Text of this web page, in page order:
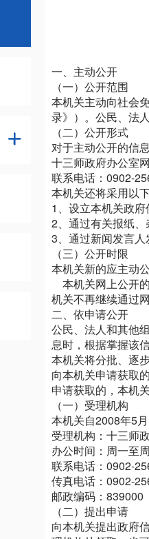

一、主动公开
（一）公开范围
本机关主动向社会
录》）。公民、法
（二）公开形式
对于主动公开的信
十三师政府办公室
联系电话： 0902-
本机关还将采用以
1、设立本机关政
2、通过有关报纸、
3、通过新闻发言人
（三）公开时限
本机关新的应主动
本机关网上公开
机关不再继续通过
二、依申请公开
公民、法人和其他
息时，根据掌握该
本机关将分批、逐
向本机关申请获取
申请获取的，本机
（一）受理机构
本机关自2008年5
受理机构：十三师
办公时间：周一至
联系电话： 0902-
传真电话： 0902-
邮政编码：839000
（二）提出申请
向本机关提出政府